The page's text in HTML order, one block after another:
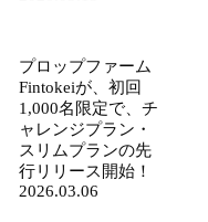
プロップファーム
Fintokeiが、初回
1,000名限定で、チ
ャレンジプラン・
スリムプランの先
行リリース開始！
2026.03.06